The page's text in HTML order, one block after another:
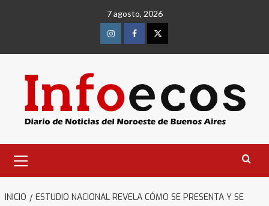
7 agosto, 2026
InstagramFacebookTwitter
primario
INICIO
ESTUDIO NACIONAL REVELA CÓMO SE PRESENTA Y SE